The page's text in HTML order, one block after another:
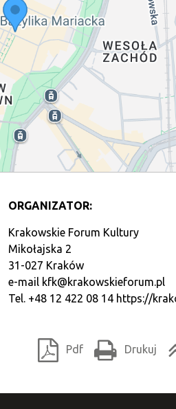
ORGANIZATOR:
Krakowskie Forum Kultury
Mikołajska 2
31-027 Kraków
e-mail kfk@krakowskieforum.pl
Tel. +48 12 422 08 14 https://
Pdf Drukuj